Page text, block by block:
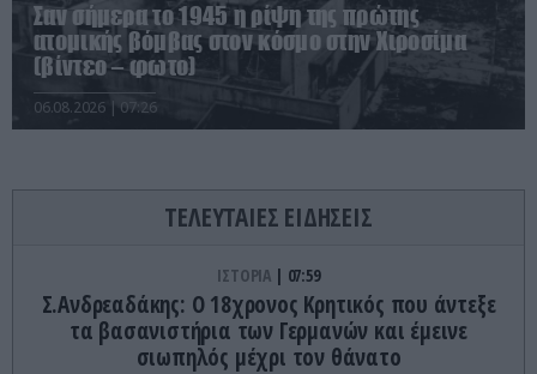
Σαν σήμερα το 1945 η ρίψη της πρώτης
ατομικής βόμβας στον κόσμο στην Χιροσίμα
(βίντεο – φωτο)
06.08.2026 | 07:26
ΤΕΛΕΥΤΑΙΕΣ ΕΙΔΗΣΕΙΣ
ΙΣΤΟΡΙΑ 07:59
Σ.Ανδρεαδάκης: Ο 18χρονος Κρητικός που άντεξε
τα βασανιστήρια των Γερμανών και έμεινε
σιωπηλός μέχρι τον θάνατο